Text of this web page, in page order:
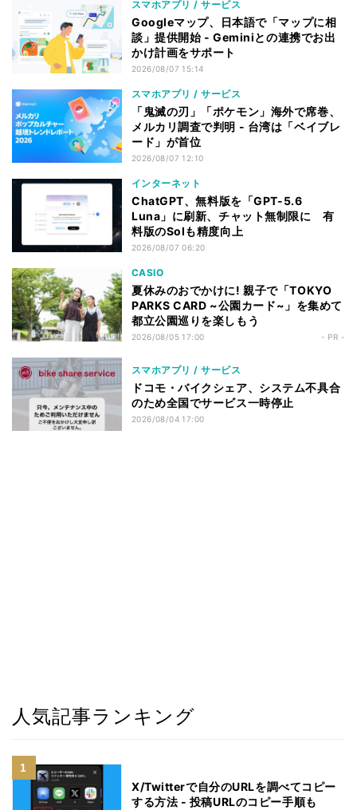
スマホアプリ / サービス
Googleマップ、日本語で「マップに相
談」提供開始 - Geminiとの連携でお出
かけ計画をサポート
2026/08/07 15:14
スマホアプリ / サービス
「鬼滅の刃」「ポケモン」海外で席巻、
メルカリ調査で判明 - 台湾は「ベイブレ
ード」が首位
2026/08/07 12:10
インターネット
ChatGPT、無料版を「GPT-5.6
Luna」に刷新、チャット無制限に 有
料版のSolも精度向上
2026/08/07 06:20
CASIO
夏休みのおでかけに! 親子で「TOKYO
PARKS CARD ~公園カード~」を集めて
都立公園巡りを楽しもう
2026/08/05 17:00 - PR -
スマホアプリ / サービス
ドコモ・バイクシェア、システム不具合
のため全国でサービス一時停止
2026/08/04 17:00
人気記事ランキング
X/Twitterで自分のURLを調べてコピー
する方法 - 投稿URLのコピー手順も